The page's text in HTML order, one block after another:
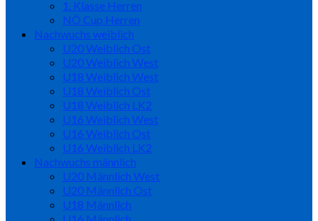
1. Klasse Herren
NÖ Cup Herren
Nachwuchs weiblich
U20 Weiblich Ost
U20 Weiblich West
U18 Weiblich West
U18 Weiblich Ost
U18 Weiblich LK2
U16 Weiblich West
U16 Weiblich Ost
U16 Weiblich LK2
Nachwuchs männlich
U20 Männlich West
U20 Männlich Ost
U18 Männlich